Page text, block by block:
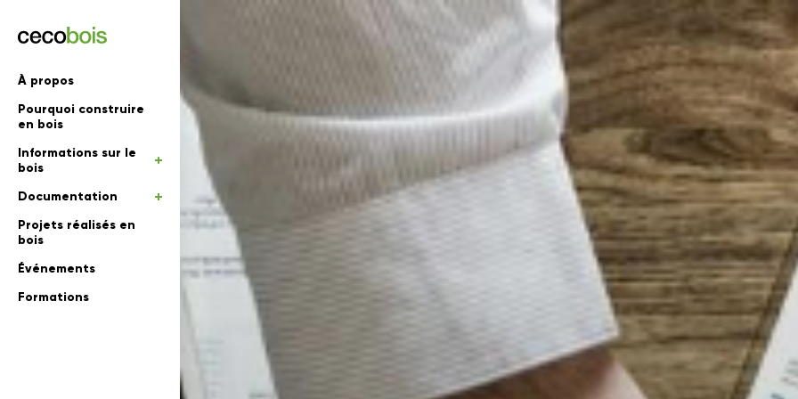
À propos
Pourquoi construire
en bois
Informations sur le
bois
Documentation
Projets réalisés en
bois
Événements
Formations
en bois